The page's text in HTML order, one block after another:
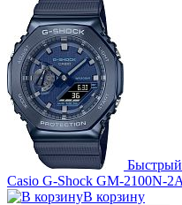
Casio G-Shock GM-2100N-2A
В корзину